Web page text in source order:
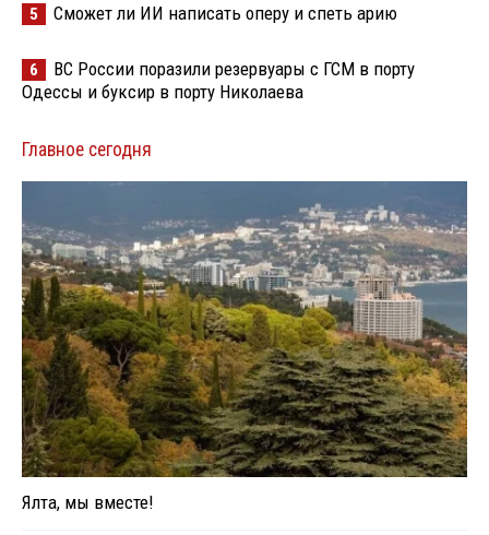
5 Сможет ли ИИ написать оперу и спеть арию
6
ВС России поразили резервуары с ГСМ в порту
Одессы и буксир в порту Николаева
Главное сегодня
Ялта, мы вместе!